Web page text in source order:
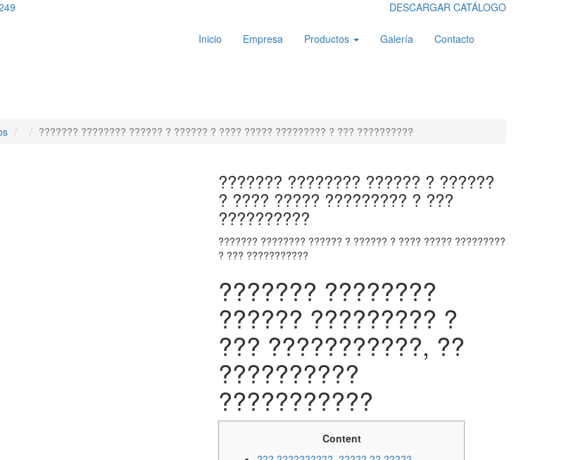
DESCARGAR CATÁLOGO
Inicio Empresa Productos Galería Contacto
??????? ???????? ?????? ? ?????? ? ???? ????? ????????? ? ??? ??????????
??????? ???????? ?????? ? ??????
? ???? ????? ????????? ? ???
??????????
??????? ???????? ?????? ? ?????? ? ???? ????? ?????????
? ??? ???????????
??????? ????????
?????? ????????? ?
??? ???????????, ??
??????????
???????????
Content